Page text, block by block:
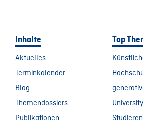
Inhalte
Aktuelles
Terminkalender
Blog
Themendossiers
Publikationen
Top